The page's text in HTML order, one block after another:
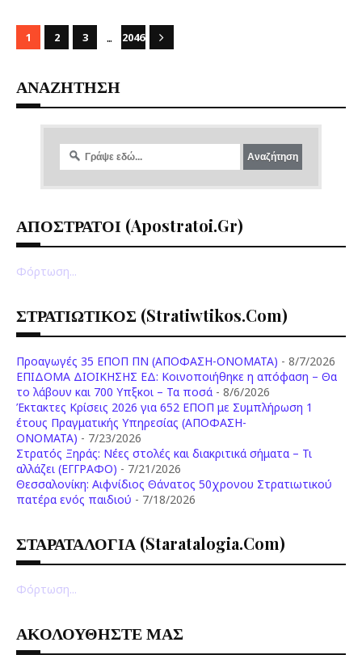
1 2 3 ... 2046
ΑΝΑΖΗΤΗΣΗ
ΑΠΟΣΤΡΑΤΟΙ (apostratoi.gr)
Φόρτωση...
ΣΤΡΑΤΙΩΤΙΚΟΣ (stratiwtikos.com)
Προαγωγές 35 ΕΠΟΠ ΠΝ (ΑΠΟΦΑΣΗ-ΟΝΟΜΑΤΑ) - 8/7/2026
ΕΠΙΔΟΜΑ ΔΙΟΙΚΗΣΗΣ ΕΔ: Κοινοποιήθηκε η απόφαση – Θα
το λάβουν και 700 Υπξκοι – Τα ποσά - 8/6/2026
Έκτακτες Κρίσεις 2026 για 652 ΕΠΟΠ με Συμπλήρωση 1
έτους Πραγματικής Υπηρεσίας (ΑΠΟΦΑΣΗ-
ONOMATA) - 7/23/2026
Στρατός Ξηράς: Νέες στολές και διακριτικά σήματα – Τι
αλλάζει (ΕΓΓΡΑΦΟ) - 7/21/2026
Θεσσαλονίκη: Αιφνίδιος Θάνατος 50χρονου Στρατιωτικού
πατέρα ενός παιδιού - 7/18/2026
ΣΤΑΡΑΤΑΛΟΓΙΑ (staratalogia.com)
Φόρτωση...
ΑΚΟΛΟΥΘΗΣΤΕ ΜΑΣ